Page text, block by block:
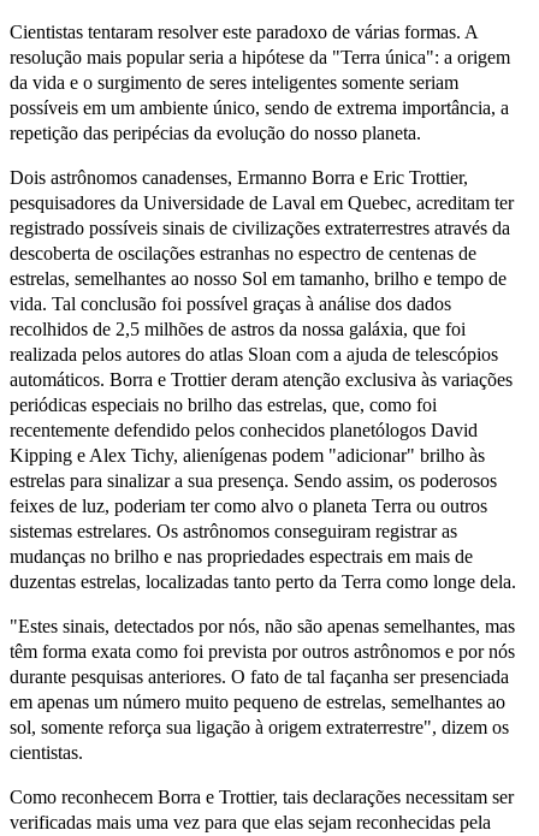
Cientistas tentaram resolver este paradoxo de várias formas. A
resolução mais popular seria a hipótese da "Terra única": a origem
da vida e o surgimento de seres inteligentes somente seriam
possíveis em um ambiente único, sendo de extrema importância, a
repetição das peripécias da evolução do nosso planeta.
Dois astrônomos canadenses, Ermanno Borra e Eric Trottier,
pesquisadores da Universidade de Laval em Quebec, acreditam ter
registrado possíveis sinais de civilizações extraterrestres através da
descoberta de oscilações estranhas no espectro de centenas de
estrelas, semelhantes ao nosso Sol em tamanho, brilho e tempo de
vida. Tal conclusão foi possível graças à análise dos dados
recolhidos de 2,5 milhões de astros da nossa galáxia, que foi
realizada pelos autores do atlas Sloan com a ajuda de telescópios
automáticos. Borra e Trottier deram atenção exclusiva às variações
periódicas especiais no brilho das estrelas, que, como foi
recentemente defendido pelos conhecidos planetólogos David
Kipping e Alex Tichy, alienígenas podem "adicionar" brilho às
estrelas para sinalizar a sua presença. Sendo assim, os poderosos
feixes de luz, poderiam ter como alvo o planeta Terra ou outros
sistemas estrelares. Os astrônomos conseguiram registrar as
mudanças no brilho e nas propriedades espectrais em mais de
duzentas estrelas, localizadas tanto perto da Terra como longe dela.
"Estes sinais, detectados por nós, não são apenas semelhantes, mas
têm forma exata como foi prevista por outros astrônomos e por nós
durante pesquisas anteriores. O fato de tal façanha ser presenciada
em apenas um número muito pequeno de estrelas, semelhantes ao
sol, somente reforça sua ligação à origem extraterrestre", dizem os
cientistas.
Como reconhecem Borra e Trottier, tais declarações necessitam ser
verificadas mais uma vez para que elas sejam reconhecidas pela